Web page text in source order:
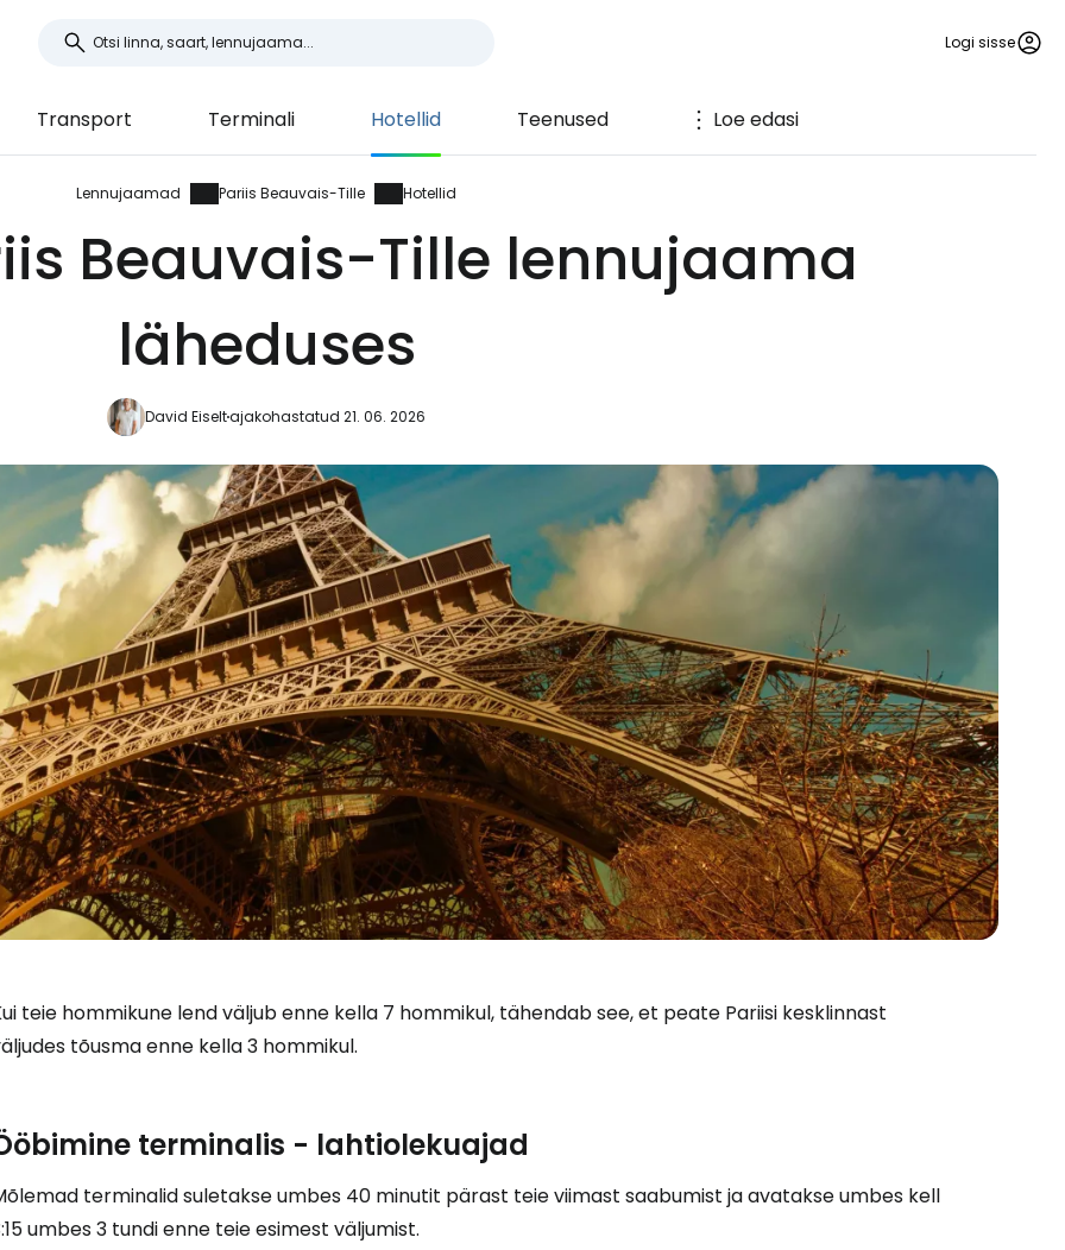
Logi sisse
Transport Terminali Hotellid Teenused Loe edasi
Lennujaamad Pariis Beauvais-Tille Hotellid
Beauvais-Tille lennujaama
läheduses
David Eiseltajakohastatud 21. 06. 2026
teie hommikune lend väljub enne kella 7 hommikul, tähendab see, et peate Pariisi kesklinnast
tõusma enne kella 3 hommikul.
terminalis - lahtiolekuajad
terminalid suletakse umbes 40 minutit pärast teie viimast saabumist ja avatakse umbes kell
umbes 3 tundi enne teie esimest väljumist.
Logi sisse Cestee'sse